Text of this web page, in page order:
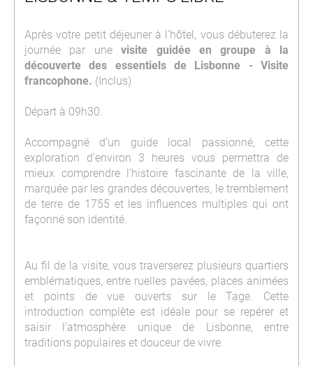
Après votre petit déjeuner à l’hôtel, vous débuterez la
journée par unevisite guidée en groupe à la
découverte des essentiels de Lisbonne - Visite
francophone. (Inclus)
Départ à 09h30.
Accompagné d’un guide local passionné, cette
exploration d’environ 3 heures vous permettra de
mieux comprendre l’histoire fascinante de la ville,
marquée par les grandes découvertes, le tremblement
de terre de 1755 et les influences multiples qui ont
façonné son identité.
Au fil de la visite, vous traverserez plusieurs quartiers
emblématiques, entre ruelles pavées, places animées
et points de vue ouverts sur le Tage. Cette
introduction complète est idéale pour se repérer et
saisir l’atmosphère unique de Lisbonne, entre
traditions populaires et douceur de vivre.